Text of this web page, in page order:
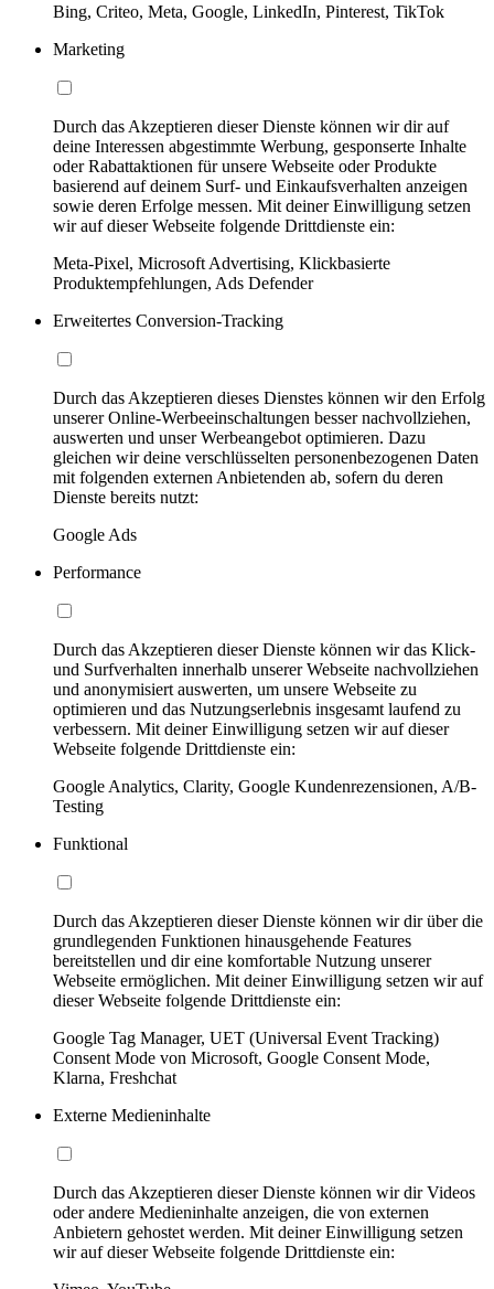
Bing, Criteo, Meta, Google, LinkedIn, Pinterest, TikTok
Marketing
Durch das Akzeptieren dieser Dienste können wir dir auf
deine Interessen abgestimmte Werbung, gesponserte Inhalte
oder Rabattaktionen für unsere Webseite oder Produkte
basierend auf deinem Surf- und Einkaufsverhalten anzeigen
sowie deren Erfolge messen. Mit deiner Einwilligung setzen
wir auf dieser Webseite folgende Drittdienste ein:
Meta-Pixel, Microsoft Advertising, Klickbasierte
Produktempfehlungen, Ads Defender
Erweitertes Conversion-Tracking
Durch das Akzeptieren dieses Dienstes können wir den Erfolg
unserer Online-Werbeeinschaltungen besser nachvollziehen,
auswerten und unser Werbeangebot optimieren. Dazu
gleichen wir deine verschlüsselten personenbezogenen Daten
mit folgenden externen Anbietenden ab, sofern du deren
Dienste bereits nutzt:
Google Ads
Performance
Durch das Akzeptieren dieser Dienste können wir das Klick-
und Surfverhalten innerhalb unserer Webseite nachvollziehen
und anonymisiert auswerten, um unsere Webseite zu
optimieren und das Nutzungserlebnis insgesamt laufend zu
verbessern. Mit deiner Einwilligung setzen wir auf dieser
Webseite folgende Drittdienste ein:
Google Analytics, Clarity, Google Kundenrezensionen, A/B-
Testing
Funktional
Durch das Akzeptieren dieser Dienste können wir dir über die
grundlegenden Funktionen hinausgehende Features
bereitstellen und dir eine komfortable Nutzung unserer
Webseite ermöglichen. Mit deiner Einwilligung setzen wir auf
dieser Webseite folgende Drittdienste ein:
Google Tag Manager, UET (Universal Event Tracking)
Consent Mode von Microsoft, Google Consent Mode,
Klarna, Freshchat
Externe Medieninhalte
Durch das Akzeptieren dieser Dienste können wir dir Videos
oder andere Medieninhalte anzeigen, die von externen
Anbietern gehostet werden. Mit deiner Einwilligung setzen
wir auf dieser Webseite folgende Drittdienste ein: